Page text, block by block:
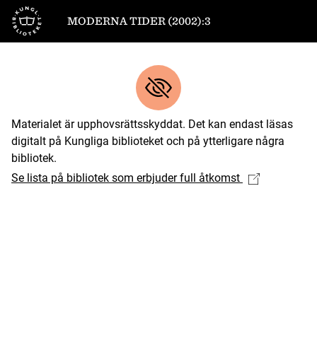
Till startsidan
MODERNA TIDER (2002):3
Materialet är upphovsrättsskyddat. Det kan endast läsas
digitalt på Kungliga biblioteket och på ytterligare några
bibliotek.
Se lista på bibliotek som erbjuder full åtkomst